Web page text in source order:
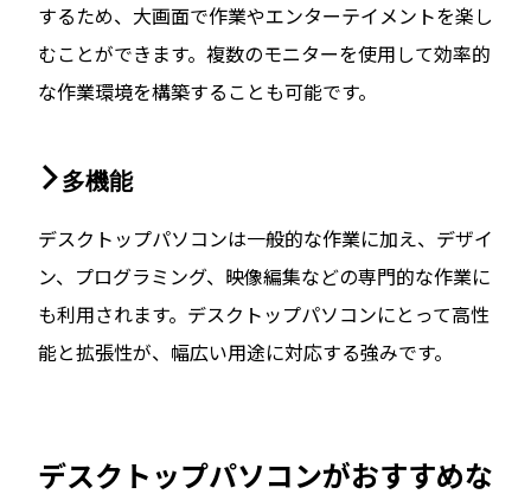
するため、大画面で作業やエンターテイメントを楽し
むことができます。複数のモニターを使用して効率的
な作業環境を構築することも可能です。
多機能
デスクトップパソコンは一般的な作業に加え、デザイ
ン、プログラミング、映像編集などの専門的な作業に
も利用されます。デスクトップパソコンにとって高性
能と拡張性が、幅広い用途に対応する強みです。
デスクトップパソコンがおすすめな